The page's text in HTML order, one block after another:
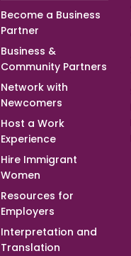
Become a Business
Partner
Business &
Community Partners
Network with
Newcomers
Host a Work
Experience
Hire Immigrant
Women
Resources for
Employers
Interpretation and
Translation